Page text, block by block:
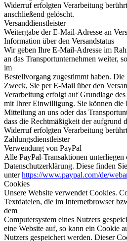
Widerruf erfolgten Verarbeitung
anschließend gelöscht.
Versanddienstleister
Weitergabe der E-Mail-Adresse an
Information über den Versandstatus
Wir geben Ihre E-Mail-Adresse im
an das Transportunternehmen weiter,
im
Bestellvorgang zugestimmt haben. Die
Zweck, Sie per E-Mail über den
Verarbeitung erfolgt auf Grundlage
mit Ihrer Einwilligung. Sie können die
Mitteilung an uns oder das
dass die Rechtmäßigkeit der aufgrund
Widerruf erfolgten Verarbeitung
Zahlungsdienstleister
Verwendung von PayPal
Alle PayPal-Transaktionen unterliegen
Datenschutzerklärung. Diese finden Sie
unterhttps://www.paypal.com/de/
Cookies
Unsere Website verwendet Cookies.
Textdateien, die im Internetbrowser
dem
Computersystem eines Nutzers
eine Website auf, so kann ein Cookie
Nutzers gespeichert werden. Dieser